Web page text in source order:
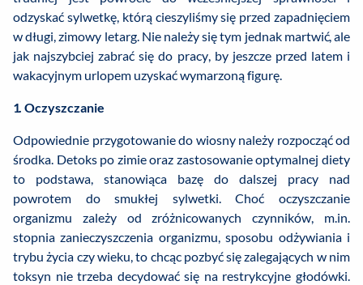
odzyskać sylwetkę, którą cieszyliśmy się przed zapadnięciem
w długi, zimowy letarg. Nie należy się tym jednak martwić, ale
jak najszybciej zabrać się do pracy, by jeszcze przed latem i
wakacyjnym urlopem uzyskać wymarzoną figurę.
1. Oczyszczanie
Odpowiednie przygotowanie do wiosny należy rozpocząć od
środka. Detoks po zimie oraz zastosowanie optymalnej diety
to podstawa, stanowiąca bazę do dalszej pracy nad
powrotem do smukłej sylwetki. Choć oczyszczanie
organizmu zależy od zróżnicowanych czynników, m.in.
stopnia zanieczyszczenia organizmu, sposobu odżywiania i
trybu życia czy wieku, to chcąc pozbyć się zalegających w nim
toksyn nie trzeba decydować się na restrykcyjne głodówki.